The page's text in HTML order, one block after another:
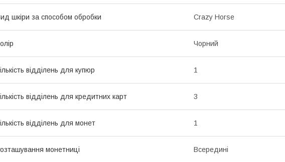
шкіри за способом обробки Crazy Horse
Чорний
відділень для купюр 1
відділень для кредитних карт 3
відділень для монет 1
монетниці Всередині